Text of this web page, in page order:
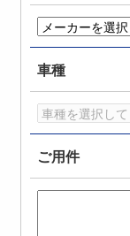
車種
ご用件